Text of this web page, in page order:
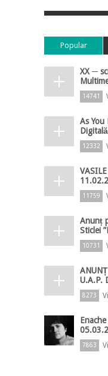
Popular
XX ─
14741
As
12332
11759
Anunț
Sticlei
10731
U.A.P.
8273
7863